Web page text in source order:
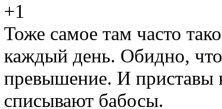
+1
Тоже самое там часто
каждый день. Обидно,
превышение. И приставы
списывают бабосы.